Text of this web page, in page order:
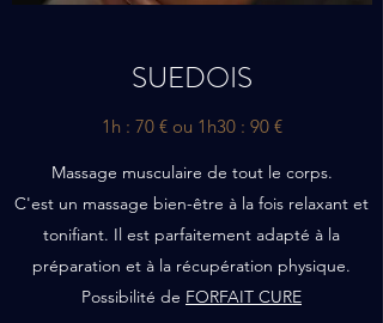
SUEDOIS
1h : 70 € ou 1h30 : 90 €
Massage musculaire de tout le corps.
C'est un massage bien-être à la fois relaxant et
tonifiant. Il est parfaitement adapté à la
préparation et à la récupération physique.
Possibilité de FORFAIT CURE